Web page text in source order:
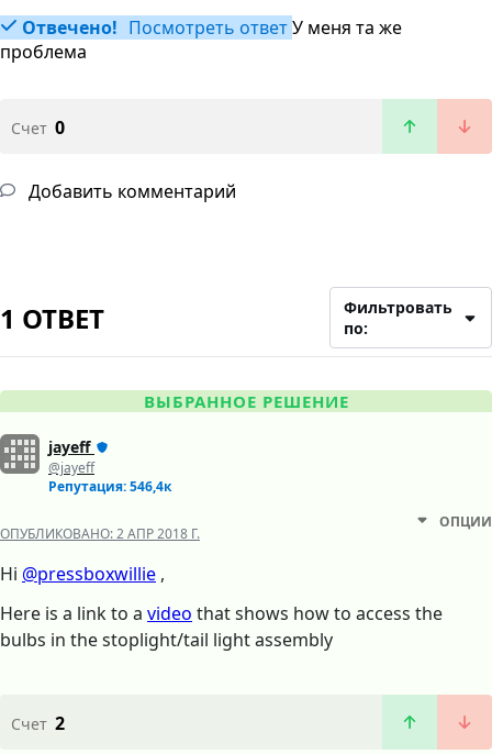
Отвечено! Посмотреть ответУ меня та же
проблема
Счет 0
Добавить комментарий
1 ОТВЕТ
Фильтровать
по:
ВЫБРАННОЕ РЕШЕНИЕ
jayeff
@jayeff
Репутация: 546,4к
ОПУБЛИКОВАНО:2 АПР 2018 Г.
ОПЦИИ
Hi @pressboxwillie ,
Here is a link to a video that shows how to access the
bulbs in the stoplight/tail light assembly
Счет 2